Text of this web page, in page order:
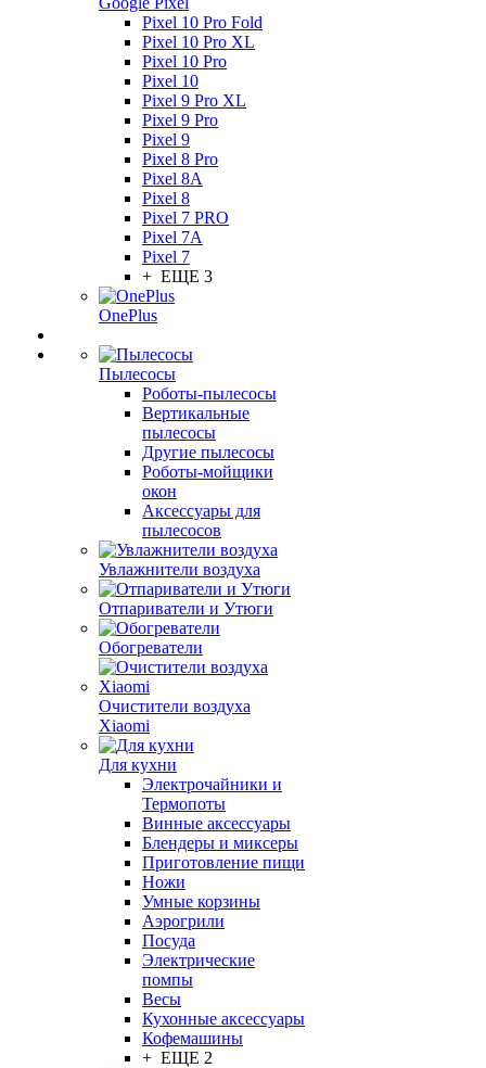
Pixel 10 Pro Fold
Pixel 10 Pro XL
Pixel 10 Pro
Pixel 10
Pixel 9 Pro XL
Pixel 9 Pro
Pixel 9
Pixel 8 Pro
Pixel 8A
Pixel 8
Pixel 7 PRO
Pixel 7A
Pixel 7
+ ЕЩЕ 3
OnePlus
Пылесосы
Роботы-пылесосы
Вертикальные
пылесосы
Другие пылесосы
Роботы-мойщики
окон
Аксессуары для
пылесосов
Увлажнители воздуха
Отпариватели и Утюги
Обогреватели
Очистители воздуха
Xiaomi
Для кухни
Электрочайники и
Термопоты
Винные аксессуары
Блендеры и миксеры
Приготовление пищи
Ножи
Умные корзины
Аэрогрили
Посуда
Электрические
помпы
Весы
Кухонные аксессуары
Кофемашины
+ ЕЩЕ 2